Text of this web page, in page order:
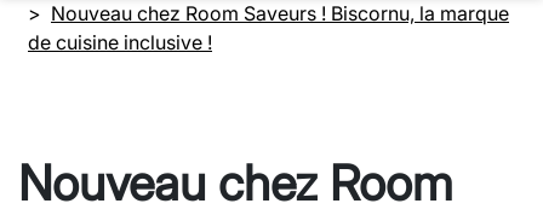
Nouveau chez Room Saveurs ! Biscornu, la marque
de cuisine inclusive !
Nouveau chez Room